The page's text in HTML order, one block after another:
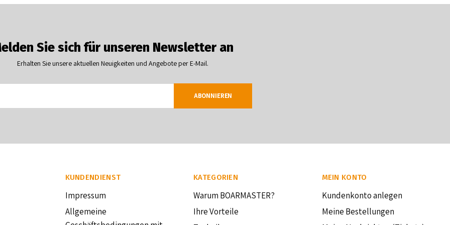
Sie sich für unseren Newsletter an
Erhalten Sie unsere aktuellen Neuigkeiten und Angebote per E-Mail.
ABONNIEREN
KUNDENDIENST
Impressum
Allgemeine
KATEGORIEN
Warum BOARMASTER?
Ihre Vorteile
MEIN KONTO
Kundenkonto anlegen
Meine Bestellungen